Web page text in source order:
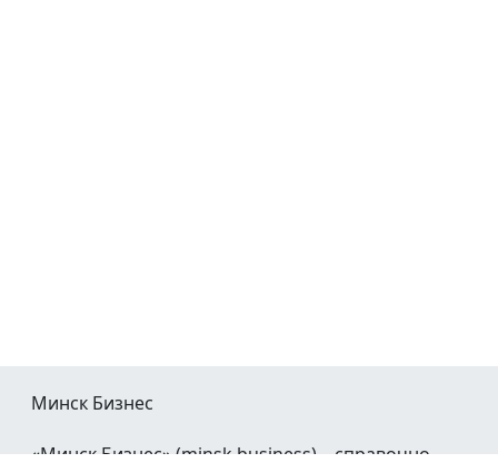
Минск Бизнес
«Минск Бизнес» (minsk.business) – справочно-